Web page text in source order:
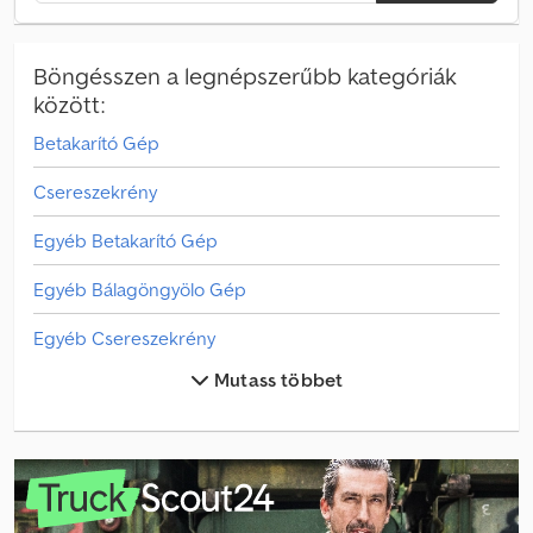
Böngésszen a legnépszerűbb kategóriák
között:
Betakarító Gép
Csereszekrény
Egyéb Betakarító Gép
Egyéb Bálagöngyölo Gép
Egyéb Csereszekrény
Egyéb Felépítmény
Egyéb Gyümölcs- És Szőlőtermesztési Gép
Mutass többet